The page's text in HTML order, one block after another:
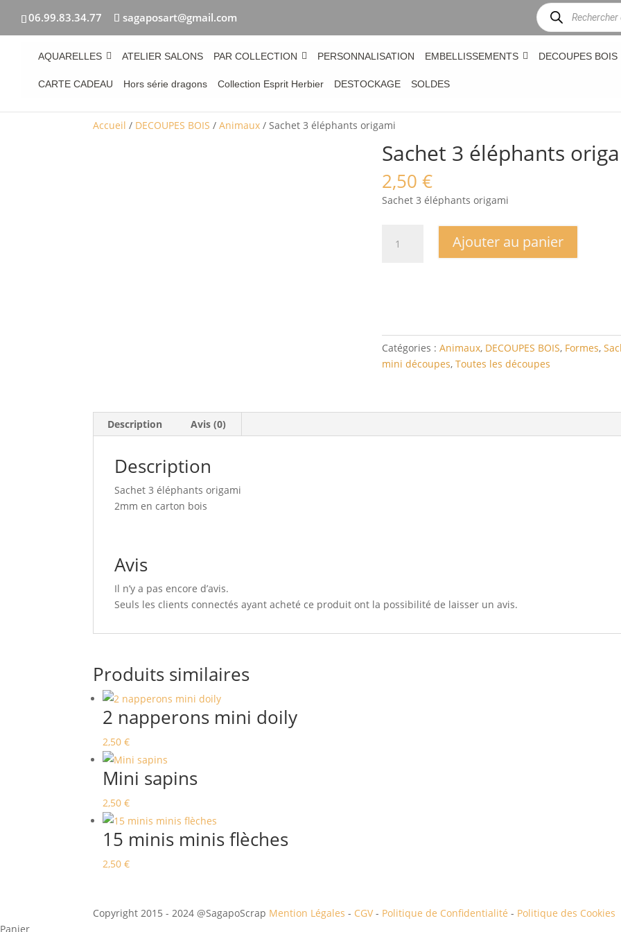
06.99.83.34.77 sagaposart@gmail.com
Recherche
de
produits
AQUARELLES ATELIER SALONS PAR COLLECTION PERSONNALISATION EMBELLISSEMENTS DECOUPES BOIS
CARTE CADEAU Hors série dragons Collection Esprit Herbier DESTOCKAGE SOLDES
Accueil / DECOUPES BOIS /Animaux / Sachet 3 éléphants origami
Sachet 3 éléphants
2,50 €
Sachet 3 éléphants origami
Ajouter au panier
Catégories : Animaux, DECOUPES BOIS, Formes,
mini découpes, Toutes les découpes
Description Avis (0)
Description
Sachet 3 éléphants origami
2mm en carton bois
Avis
Il n’y a pas encore d’avis.
Seuls les clients connectés ayant acheté ce produit ont la possibilité de laisser un avis.
Produits similaires
2 napperons mini doily
2,50€
Mini sapins
2,50€
15 minis minis flèches
2,50€
Copyright 2015 - 2024 @SagapoScrap Mention Légales - CGV- Politique de Confidentialité - Politique des Cookies
Panier